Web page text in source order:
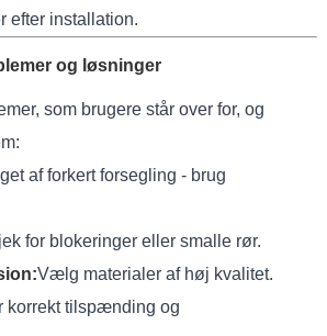
efter installation.
og løsninger
som brugere står over for, og
af forkert forsegling - brug
for blokeringer eller smalle rør.
Vælg materialer af høj kvalitet.
korrekt tilspænding og